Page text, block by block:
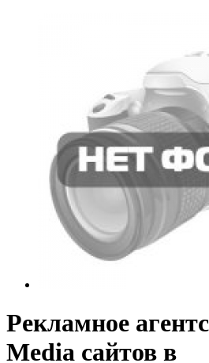
Рекламное
Media сайтов в